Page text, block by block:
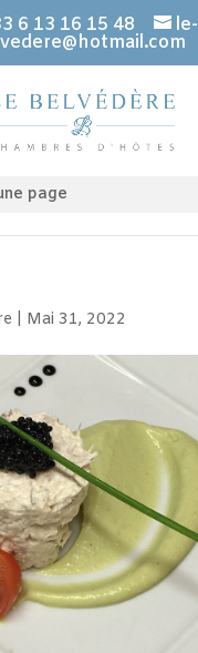
6 13 16 15 48 le-
page
Mai 31, 2022